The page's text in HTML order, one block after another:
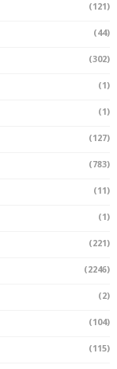
(121)
(44)
(302)
(1)
(1)
(127)
(783)
(11)
(1)
(221)
(2246)
(2)
(104)
(115)